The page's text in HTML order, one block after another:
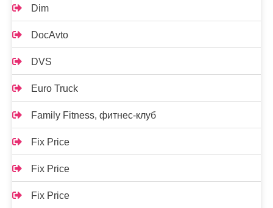
Dim
DocAvto
DVS
Euro Truck
Family Fitness, фитнес-клуб
Fix Price
Fix Price
Fix Price